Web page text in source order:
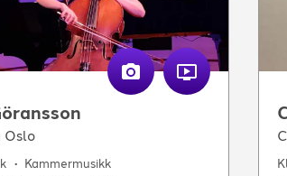
Oslo
Kammermusikk